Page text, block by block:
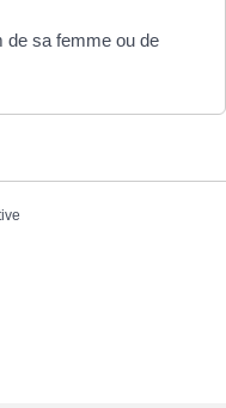
de sa femme ou de